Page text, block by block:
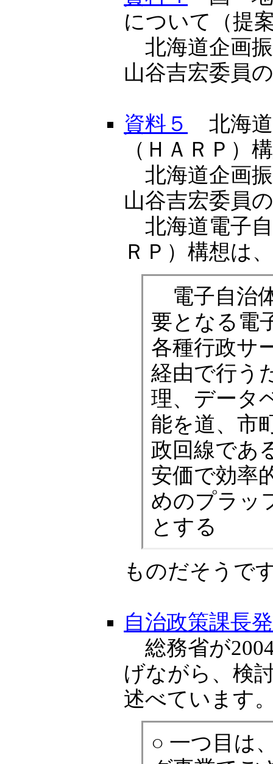
について（提
北海道企画
山谷吉宏委員
資料５
北海道
（ＨＡＲＰ）
北海道企画
山谷吉宏委員
北海道電子
ＲＰ）構想は
電子自治
要となる電
各種行政サ
経由で行う
理、データ
能を道、市
政回線であ
安価で効率
めのプラッ
とする
ものだそうで
自治政策課長
総務省が
げながら、検
述べています
○ 一つ目は